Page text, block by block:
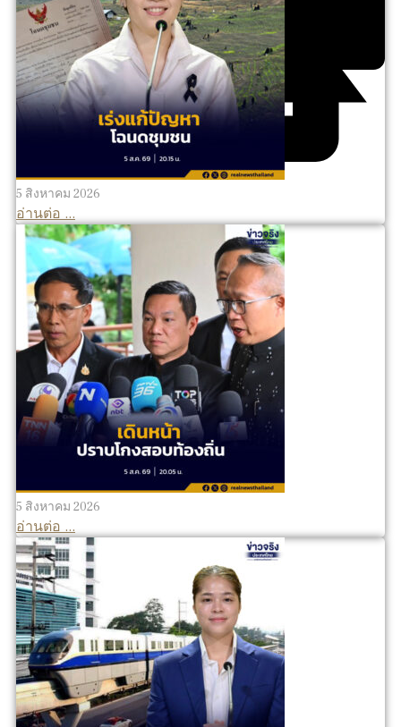
5 สิงหาคม 2026
อ่านต่อ ...
5 สิงหาคม 2026
อ่านต่อ ...